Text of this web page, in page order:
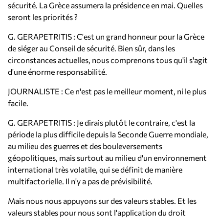
sécurité. La Grèce assumera la présidence en mai. Quelles
seront les priorités ?
G. GERAPETRITIS : C'est un grand honneur pour la Grèce
de siéger au Conseil de sécurité. Bien sûr, dans les
circonstances actuelles, nous comprenons tous qu'il s'agit
d'une énorme responsabilité.
JOURNALISTE : Ce n'est pas le meilleur moment, ni le plus
facile.
G. GERAPETRITIS : Je dirais plutôt le contraire, c'est la
période la plus difficile depuis la Seconde Guerre mondiale,
au milieu des guerres et des bouleversements
géopolitiques, mais surtout au milieu d'un environnement
international très volatile, qui se définit de manière
multifactorielle. Il n'y a pas de prévisibilité.
Mais nous nous appuyons sur des valeurs stables. Et les
valeurs stables pour nous sont l'application du droit